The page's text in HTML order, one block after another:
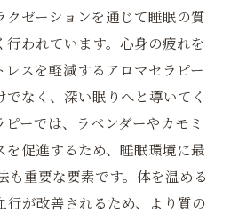
ゼーションを通じて睡眠の質
われています。心身の疲れを
スを軽減するアロマセラピー
なく、深い眠りへと導いてく
ーでは、ラベンダーやカモミ
促進するため、睡眠環境に最
も重要な要素です。体を温める
行が改善されるため、より質の